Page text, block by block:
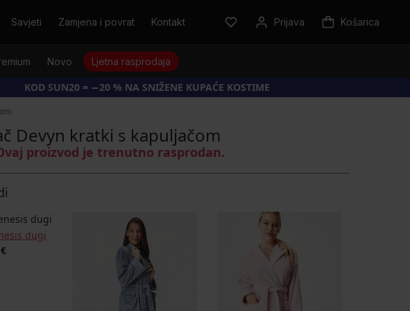
Savjeti Zamjena i povrat Kontakt Prijava Košarica
Novo Ljetna rasprodaja
KOD SUN20 = −20 % NA SNIŽENE KUPAĆE KOSTIME
Devyn kratki s kapuljačom
proizvod je trenutno rasprodan.
dugi